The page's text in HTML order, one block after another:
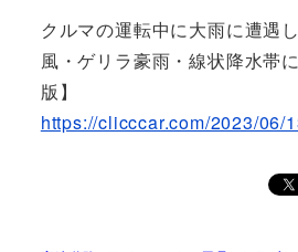
クルマの運転中に大雨に遭遇
風・ゲリラ豪雨・線状降水帯
版】
https://clicccar.com/2023/06/